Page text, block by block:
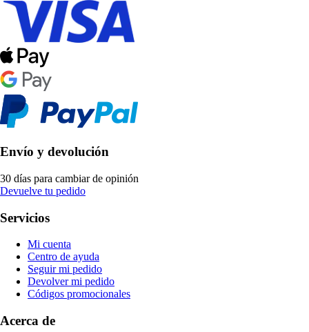
Envío y devolución
30 días para cambiar de opinión
Devuelve tu pedido
Servicios
Mi cuenta
Centro de ayuda
Seguir mi pedido
Devolver mi pedido
Códigos promocionales
Acerca de